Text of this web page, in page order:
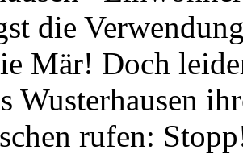
die
Mär! Doch
Wusterhausen
rufen: